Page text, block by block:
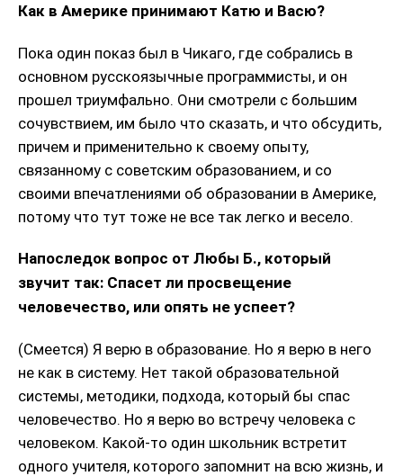
Как в Америке принимают Катю и Васю?
Пока один показ был в Чикаго, где собрались в
основном русскоязычные программисты, и он
прошел триумфально. Они смотрели с большим
сочувствием, им было что сказать, и что обсудить,
причем и применительно к своему опыту,
связанному с советским образованием, и со
своими впечатлениями об образовании в Америке,
потому что тут тоже не все так легко и весело.
Напоследок вопрос от Любы Б., который
звучит так: Спасет ли просвещение
человечество, или опять не успеет?
(Смеется) Я верю в образование. Но я верю в него
не как в систему. Нет такой образовательной
системы, методики, подхода, который бы спас
человечество. Но я верю во встречу человека с
человеком. Какой-то один школьник встретит
одного учителя, которого запомнит на всю жизнь, и